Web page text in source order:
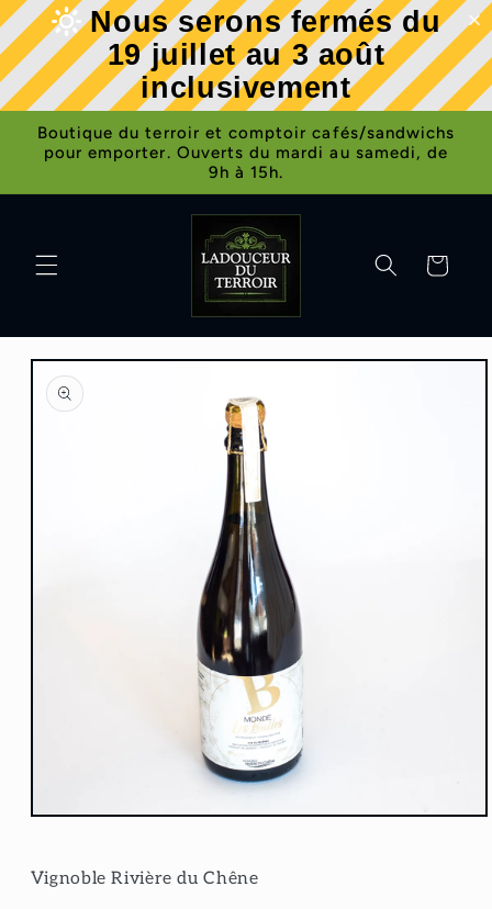
Nous serons fermés du
19 juillet au 3 août
inclusivement
et
passer
au
contenu
Boutique du terroir et comptoir cafés/sandwichs
pour emporter. Ouverts du mardi au samedi, de
9h à 15h.
Panier
Passer aux
informations
produits
Ouvrir
1
dans
Vignoble Rivière du Chêne